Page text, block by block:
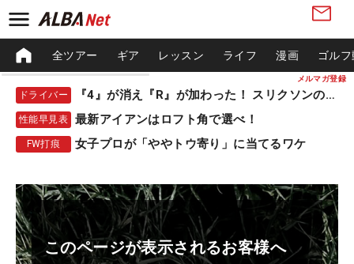
メルマガ登録
全ツアー ギア レッスン ライフ 漫画 ゴル
ドライバー 『4』が消え『R』が加わった！ スリクソンの新作
性能早見表 最新アイアンはロフト角で選べ！
FW打痕 女子プロが「ややトウ寄り」に当てるワケ
このページが表示されるお客様へ